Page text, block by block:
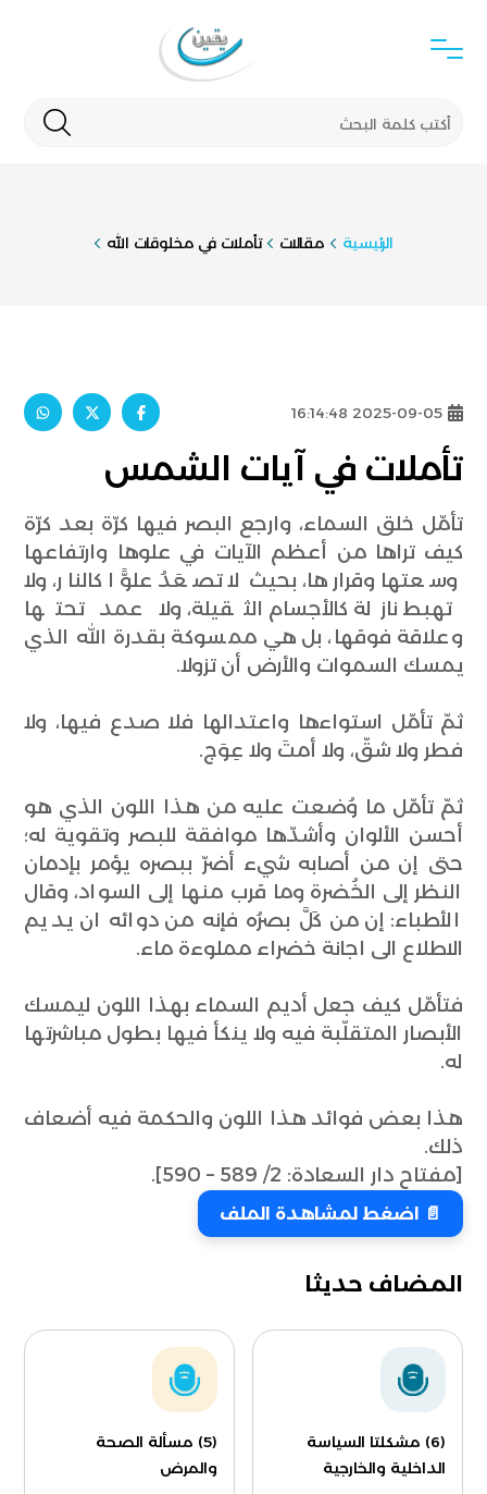
الرئيسية مقالات تأملات في مخلوقات الله
2025-09-05 16:14:48
تأملات في آيات الشمس
تأمّل خلق السماء، وارجع البصر فيها كرّة بعد كرّة
كيف تراها من أعظم الآيات في علوها وارتفاعها
وسعتها وقرارها، بحيث لا تصعَدُ علوًّا كالنار، ولا
تهبط نازلة كالأجسام الثقيلة، ولا عمد تحتها
وعلاقة فوقها، بل هي ممسوكة بقدرة الله الذي
يمسك السموات والأرض أن تزولا.
ثمّ تأمّل استواءها واعتدالها فلا صدع فيها، ولا
فطر ولا شقّ، ولا أمتَ ولا عِوَج.
ثمّ تأمّل ما وُضعت عليه من هذا اللون الذي هو
أحسن الألوان وأشدّها موافقة للبصر وتقوية له؛
حتى إن من أصابه شيء أضرّ ببصره يؤمر بإدمان
النظر إلى الخُضرة وما قرب منها إلى السواد، وقال
الأطباء: إن من كَلَّ بصرُه فإنه من دوائه ان يديم
الاطلاع الى اجانة خضراء مملوءة ماء.
فتأمّل كيف جعل أديم السماء بهذا اللون ليمسك
الأبصار المتقلّبة فيه ولا ينكأ فيها بطول مباشرتها
له.
هذا بعض فوائد هذا اللون والحكمة فيه أضعاف
ذلك.
[مفتاح دار السعادة: 2/ 589 – 590].
📄 اضغط لمشاهدة الملف
المضاف حديثا
(6) مشكلتا السياسة
الداخلية والخارجية
(5) مسألة الصحة
والمرض